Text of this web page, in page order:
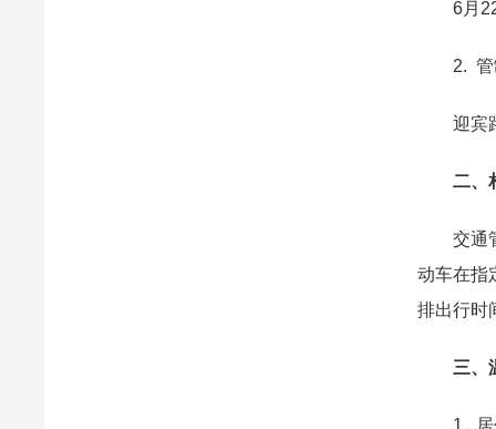
6月22
2. 管
迎宾路
二、
交通管
动车在指
排出行时
三、
1. 居住